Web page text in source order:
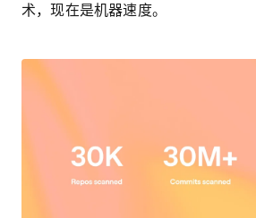
术，现在是机器速度。